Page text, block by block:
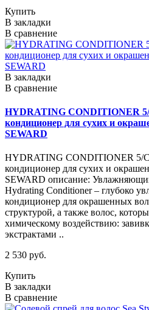
Купить
В закладки
В сравнение
В закладки
В сравнение
HYDRATING CONDITIONER
кондиционер для сухих и
SEWARD
HYDRATING CONDITIONER 5/
кондиционер для сухих и
SEWARD описание:
Hydrating Conditioner – глубоко
кондиционер для окрашенных
структурой, а также волос,
химическому воздействию:
экстрактами ..
2 530 руб.
Купить
В закладки
В сравнение